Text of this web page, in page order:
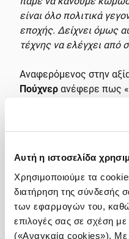
Αυτή η ιστοσελίδα
Χρησιμοποιούμε τα
διατήρηση της σύνδεσής
των εφαρμογών του,
επιλογές σας σε σχέση
(«Αναγκαία cookies»). Με
είναι όλο πολιτικά
εποχής. Δείχνει όμως
τέχνης να ελέγχει από
Αναφερόμενος στην
Πούχνερ ανέφερε πως «
μετά ένας άλλος, κλπ
Όταν μιλάμε σήμερα
άλλον, αλλά αυτό
όμως το σώμα και ο
λόγος. Είναι το σώμα
Αυτό δεν μπορώ να το
προσώπου μου, τα
και να σου κλείνω το